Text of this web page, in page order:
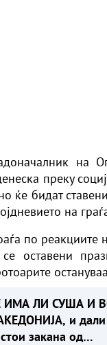
преку
ќе бидат
на
по
оставени
ИМА ЛИ СУША И
и дали
закана од